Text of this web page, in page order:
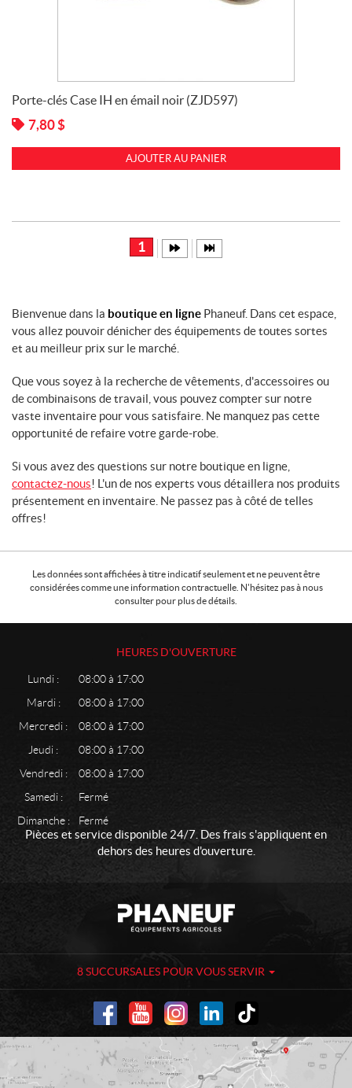
Porte-clés Case IH en émail noir (ZJD597)
7,80 $
AJOUTER AU PANIER
1
Bienvenue dans la boutique en ligne Phaneuf. Dans cet espace,
vous allez pouvoir dénicher des équipements de toutes sortes
et au meilleur prix sur le marché.
Que vous soyez à la recherche de vêtements, d'accessoires ou
de combinaisons de travail, vous pouvez compter sur notre
vaste inventaire pour vous satisfaire. Ne manquez pas cette
opportunité de refaire votre garde-robe.
Si vous avez des questions sur notre boutique en ligne,
contactez-nous! L'un de nos experts vous détaillera nos produits
présentement en inventaire. Ne passez pas à côté de telles
offres!
Les données sont affichées à titre indicatif seulement et ne peuvent être
considérées comme une information contractuelle. N'hésitez pas à nous
consulter pour plus de détails.
HEURES D'OUVERTURE
Lundi :
08:00 à 17:00
Mardi :
08:00 à 17:00
Mercredi :
08:00 à 17:00
Jeudi :
08:00 à 17:00
Vendredi :
08:00 à 17:00
Samedi :
Fermé
Dimanche :
Fermé
Pièces et service disponible 24/7. Des frais s'appliquent en
dehors des heures d'ouverture.
t
c
n
u
É
q
u
8 SUCCURSALES POUR VOUS SERVIR